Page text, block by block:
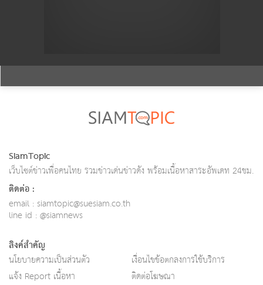
SiamTopic
เว็บไซต์ข่าวเพื่อคนไทย รวมข่าวเด่นข่าวดัง พร้อมเนื้อหาสาระอัพเดท 24ชม.
ติดต่อ :
email : siamtopic@suesiam.co.th
line id : @siamnews
ลิงค์สำคัญ
นโยบายความเป็นส่วนตัว
เงื่อนไขข้อตกลงการใช้บริการ
แจ้ง Report เนื้อหา
ติดต่อโฆษณา